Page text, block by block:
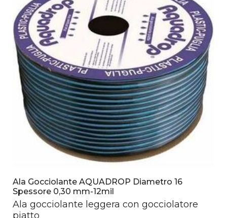
Ala Gocciolante AQUADROP Diametro 16
Spessore 0,30 mm-12mil
Ala gocciolante leggera con gocciolatore
piatto